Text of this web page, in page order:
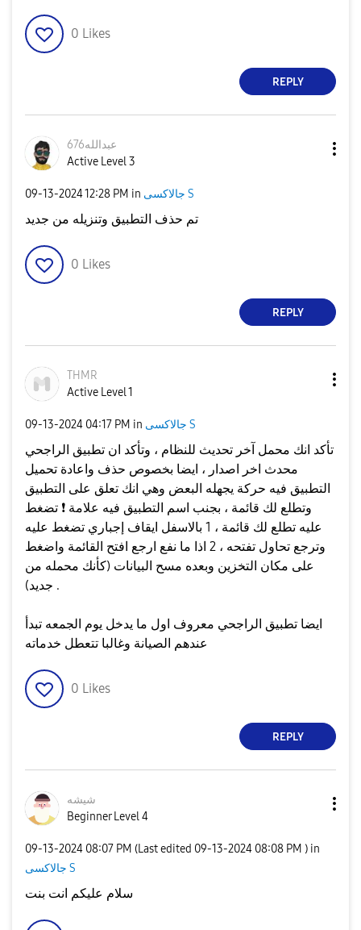
0 Likes
REPLY
عبدالله676
Active Level 3
‎09-13-202412:28 PM in جالاكسى S
تم حذف التطبيق وتنزيله من جديد
0 Likes
REPLY
THMR
Active Level 1
‎09-13-2024 04:17 PM in جالاكسى S
تأكد انك محمل آخر تحديث للنظام ، وتأكد ان تطبيق الراجحي
محدث اخر اصدار ، ايضا بخصوص حذف واعادة تحميل
التطبيق فيه حركة يجهله البعض وهي انك تعلق على التطبيق
وتطلع لك قائمة ، بجنب اسم التطبيق فيه علامة ❗ ️ تضغط
عليه تطلع لك قائمة ، 1 بالاسفل ايقاف إجباري تضغط عليه
وترجع تحاول تفتحه ، 2 اذا ما نفع ارجع افتح القائمة واضغط
على مكان التخزين وبعده مسح البيانات (كأنك محمله من
جديد) .
ايضا تطبيق الراجحي معروف اول ما يدخل يوم الجمعه تبدأ
عندهم الصيانة وغالبا تتعطل خدماته
0 Likes
REPLY
شيشه
Beginner Level 4
‎09-13-2024 08:07 PM (Last edited ‎09-13-2024 08:08 PM ) in
جالاكسى S
سلام عليكم انت بنت